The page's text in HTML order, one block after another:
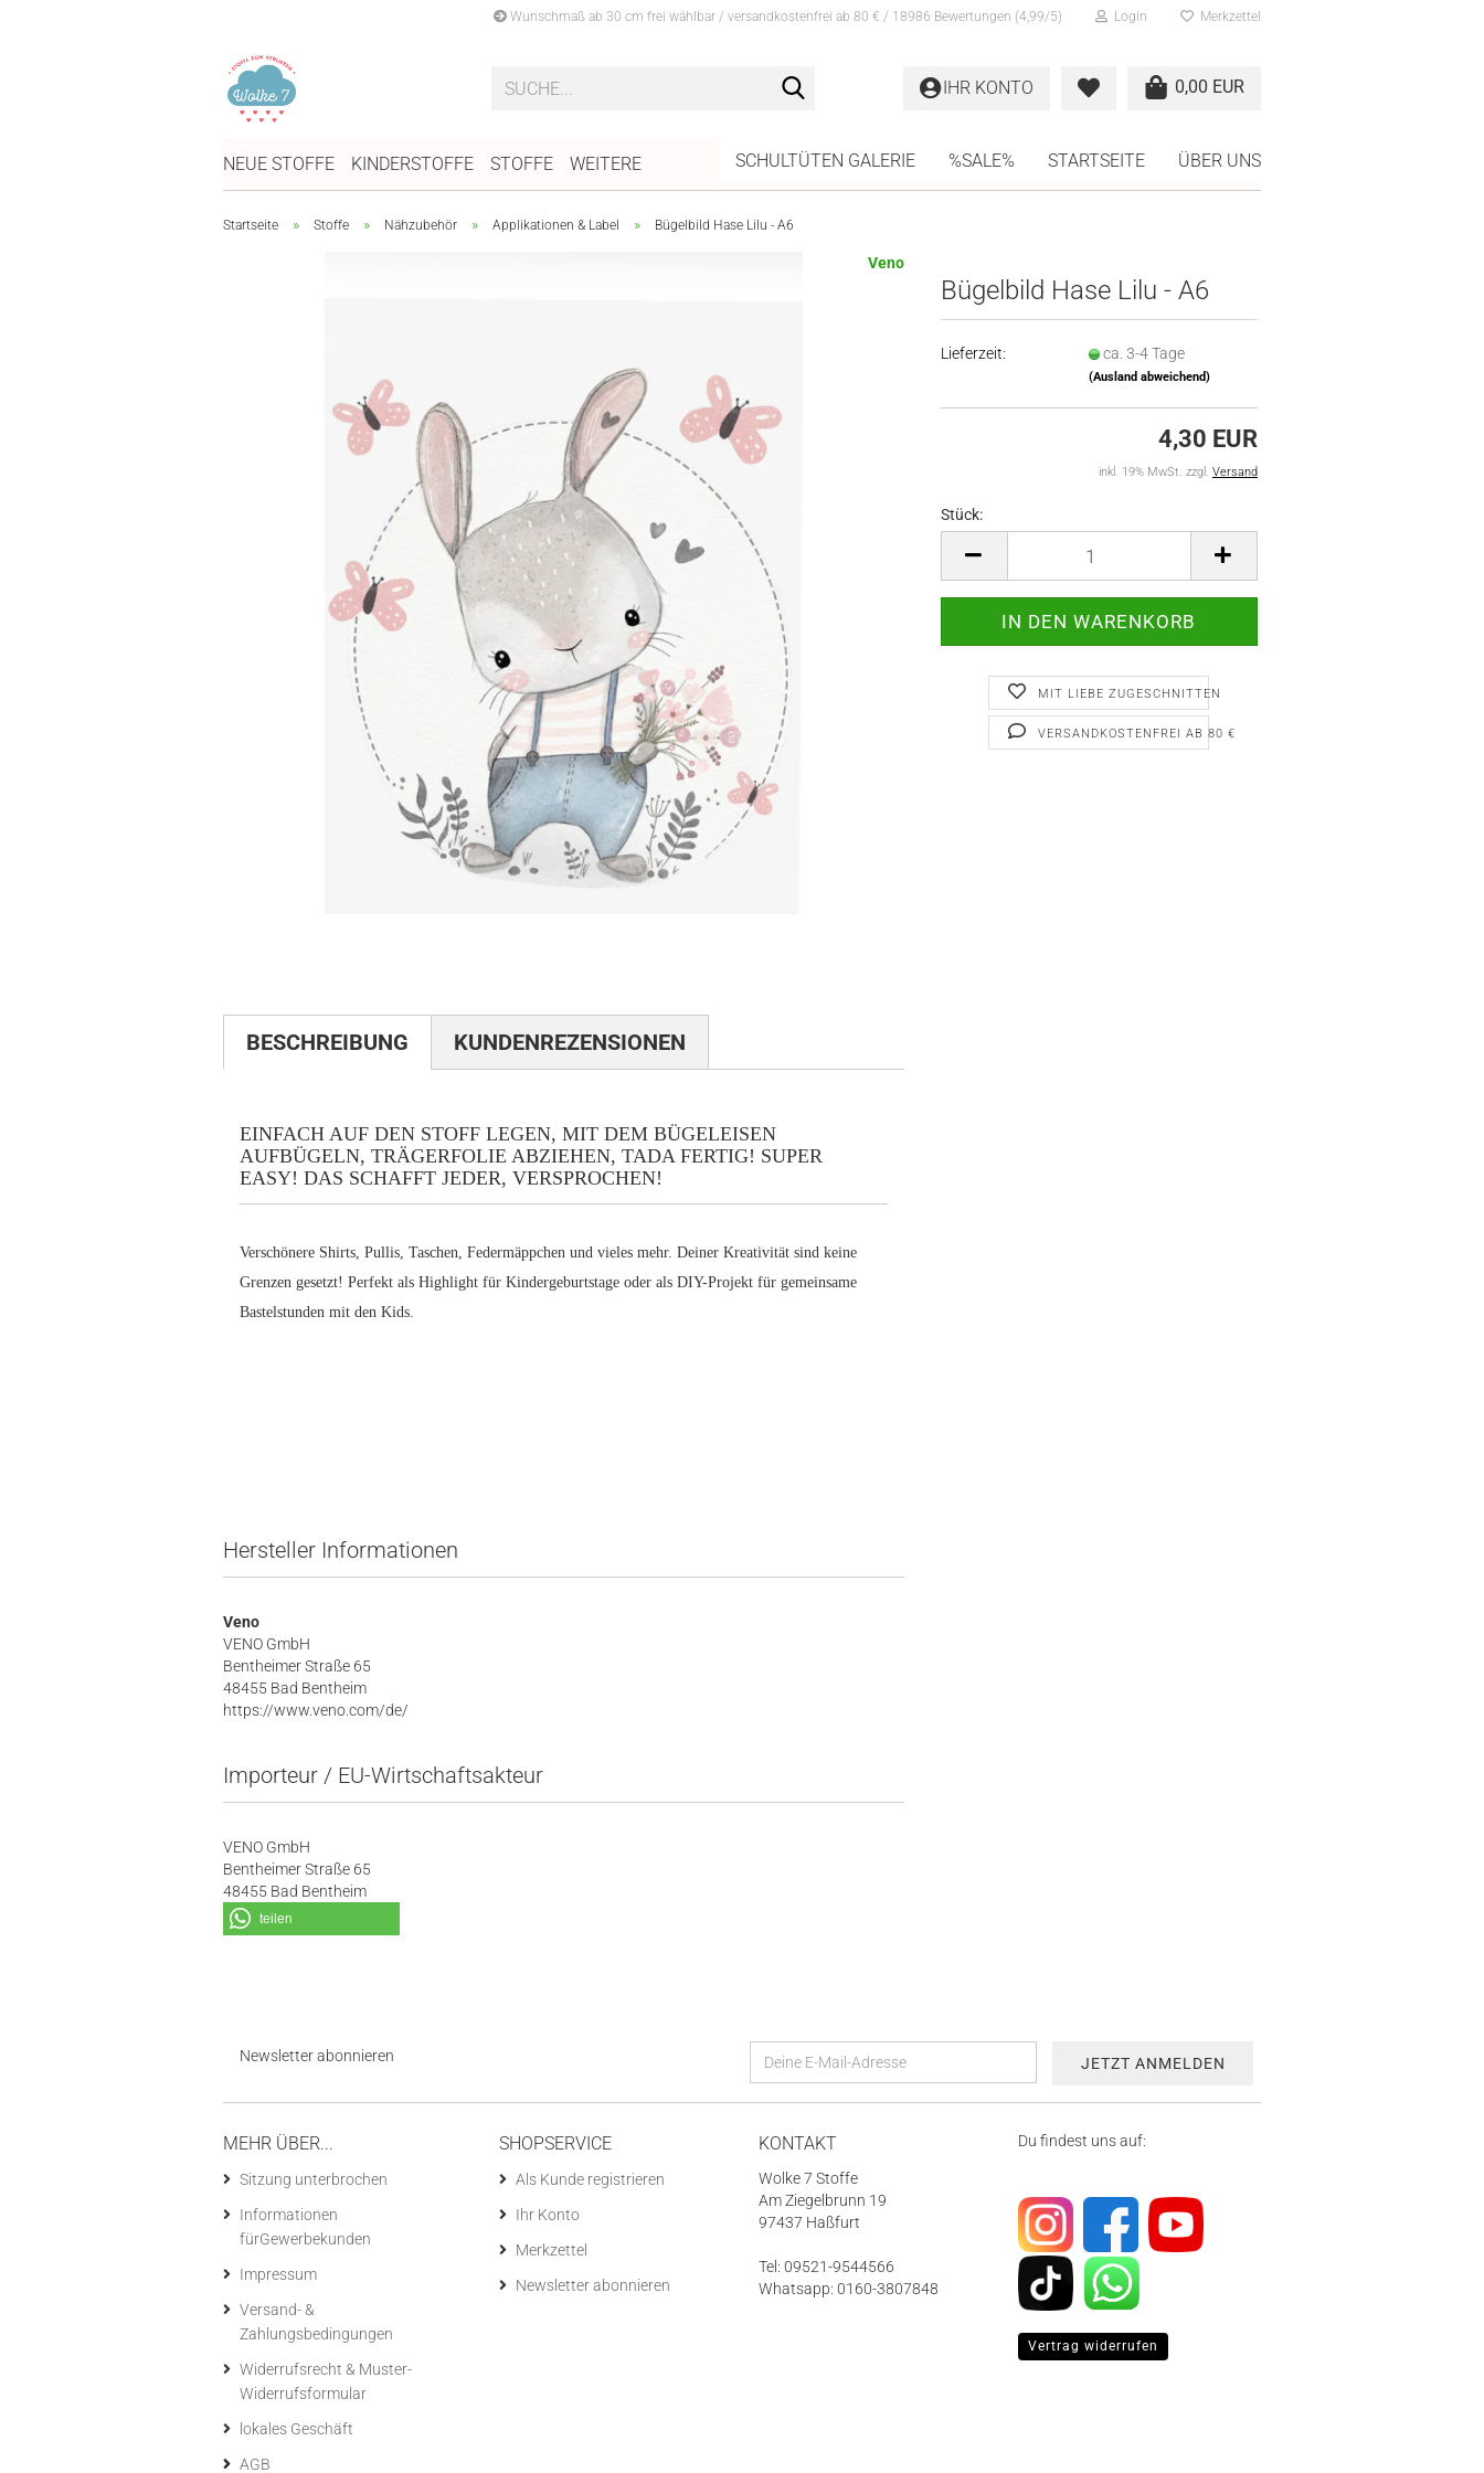
Wunschmaß ab 30 cm frei wählbar / versandkostenfrei ab 80 € / 18986 Bewertungen (4,99/5) Login Merkzettel
0,00 EUR
IHR KONTO
NEUE STOFFE KINDERSTOFFE STOFFE SCHULTÜTEN GALERIE %SALE% STARTSEITE ÜBER UNS
WEITERE
Startseite » Stoffe » Nähzubehör » Applikationen & Label » Bügelbild Hase Lilu - A6
Veno
Bügelbild Hase Lilu - A6
Lieferzeit: ca. 3-4 Tage
(Ausland abweichend)
4,30 EUR
inkl. 19% MwSt. zzgl. Versand
Stück:
Stück
MIT LIEBE ZUGESCHNITTEN
VERSANDKOSTENFREI AB 80 €
BESCHREIBUNG KUNDENREZENSIONEN
EINFACH AUF DEN STOFF LEGEN, MIT DEM BÜGELEISEN
AUFBÜGELN, TRÄGERFOLIE ABZIEHEN, TADA FERTIG! SUPER
EASY! DAS SCHAFFT JEDER, VERSPROCHEN!
Verschönere Shirts, Pullis, Taschen, Federmäppchen und vieles mehr. Deiner Kreativität sind keine
Grenzen gesetzt! Perfekt als Highlight für Kindergeburtstage oder als DIY-Projekt für gemeinsame
Bastelstunden mit den Kids.
Hersteller Informationen
Veno
VENO GmbH
Bentheimer Straße 65
48455 Bad Bentheim
https://www.veno.com/de/
Importeur / EU-Wirtschaftsakteur
VENO GmbH
Bentheimer Straße 65
48455 Bad Bentheim
teilen
Newsletter abonnieren
MEHR ÜBER...
Sitzung unterbrochen
Informationen
fürGewerbekunden
Impressum
Versand- &
Zahlungsbedingungen
Widerrufsrecht & Muster-
Widerrufsformular
lokales Geschäft
AGB
SHOPSERVICE
Als Kunde registrieren
Ihr Konto
Merkzettel
Newsletter abonnieren
KONTAKT
Wolke 7 Stoffe
Am Ziegelbrunn 19
97437 Haßfurt
Tel: 09521-9544566
Whatsapp: 0160-3807848
Du findest uns auf:
Vertrag widerrufen